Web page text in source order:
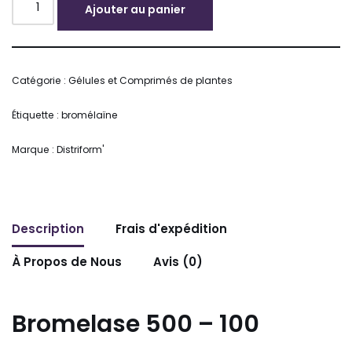
Ajouter au panier
Catégorie : Gélules et Comprimés de plantes
Étiquette : bromélaïne
Marque : Distriform'
Description
Frais d'expédition
À Propos de Nous
Avis (0)
Bromelase 500 – 100